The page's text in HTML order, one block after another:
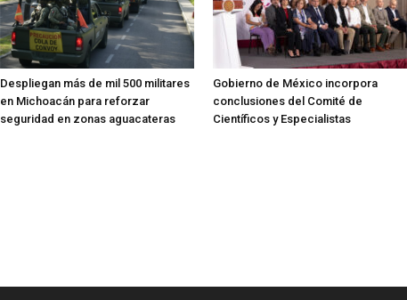
Despliegan más de mil 500 militares
en Michoacán para reforzar
seguridad en zonas aguacateras
Gobierno de México incorpora
conclusiones del Comité de
Científicos y Especialistas